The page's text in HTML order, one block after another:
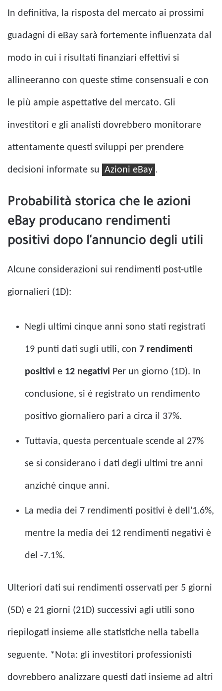
In definitiva, la risposta del mercato ai prossimi
guadagni di eBay sarà fortemente influenzata dal
modo in cui i risultati finanziari effettivi si
allineeranno con queste stime consensuali e con
le più ampie aspettative del mercato. Gli
investitori e gli analisti dovrebbero monitorare
attentamente questi sviluppi per prendere
decisioni informate su Azioni eBay .
Probabilità storica che le azioni
eBay producano rendimenti
positivi dopo l'annuncio degli utili
Alcune considerazioni sui rendimenti post-utile
giornalieri (1D):
Negli ultimi cinque anni sono stati registrati
19 punti dati sugli utili, con 7 rendimenti
positivi e 12 negativi Per un giorno (1D). In
conclusione, si è registrato un rendimento
positivo giornaliero pari a circa il 37%.
Tuttavia, questa percentuale scende al 27%
se si considerano i dati degli ultimi tre anni
anziché cinque anni.
La media dei 7 rendimenti positivi è dell'1.6%,
mentre la media dei 12 rendimenti negativi è
del -7.1%.
Ulteriori dati sui rendimenti osservati per 5 giorni
(5D) e 21 giorni (21D) successivi agli utili sono
riepilogati insieme alle statistiche nella tabella
seguente. *Nota: gli investitori professionisti
dovrebbero analizzare questi dati insieme ad altri